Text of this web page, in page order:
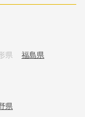
県 福島県
県